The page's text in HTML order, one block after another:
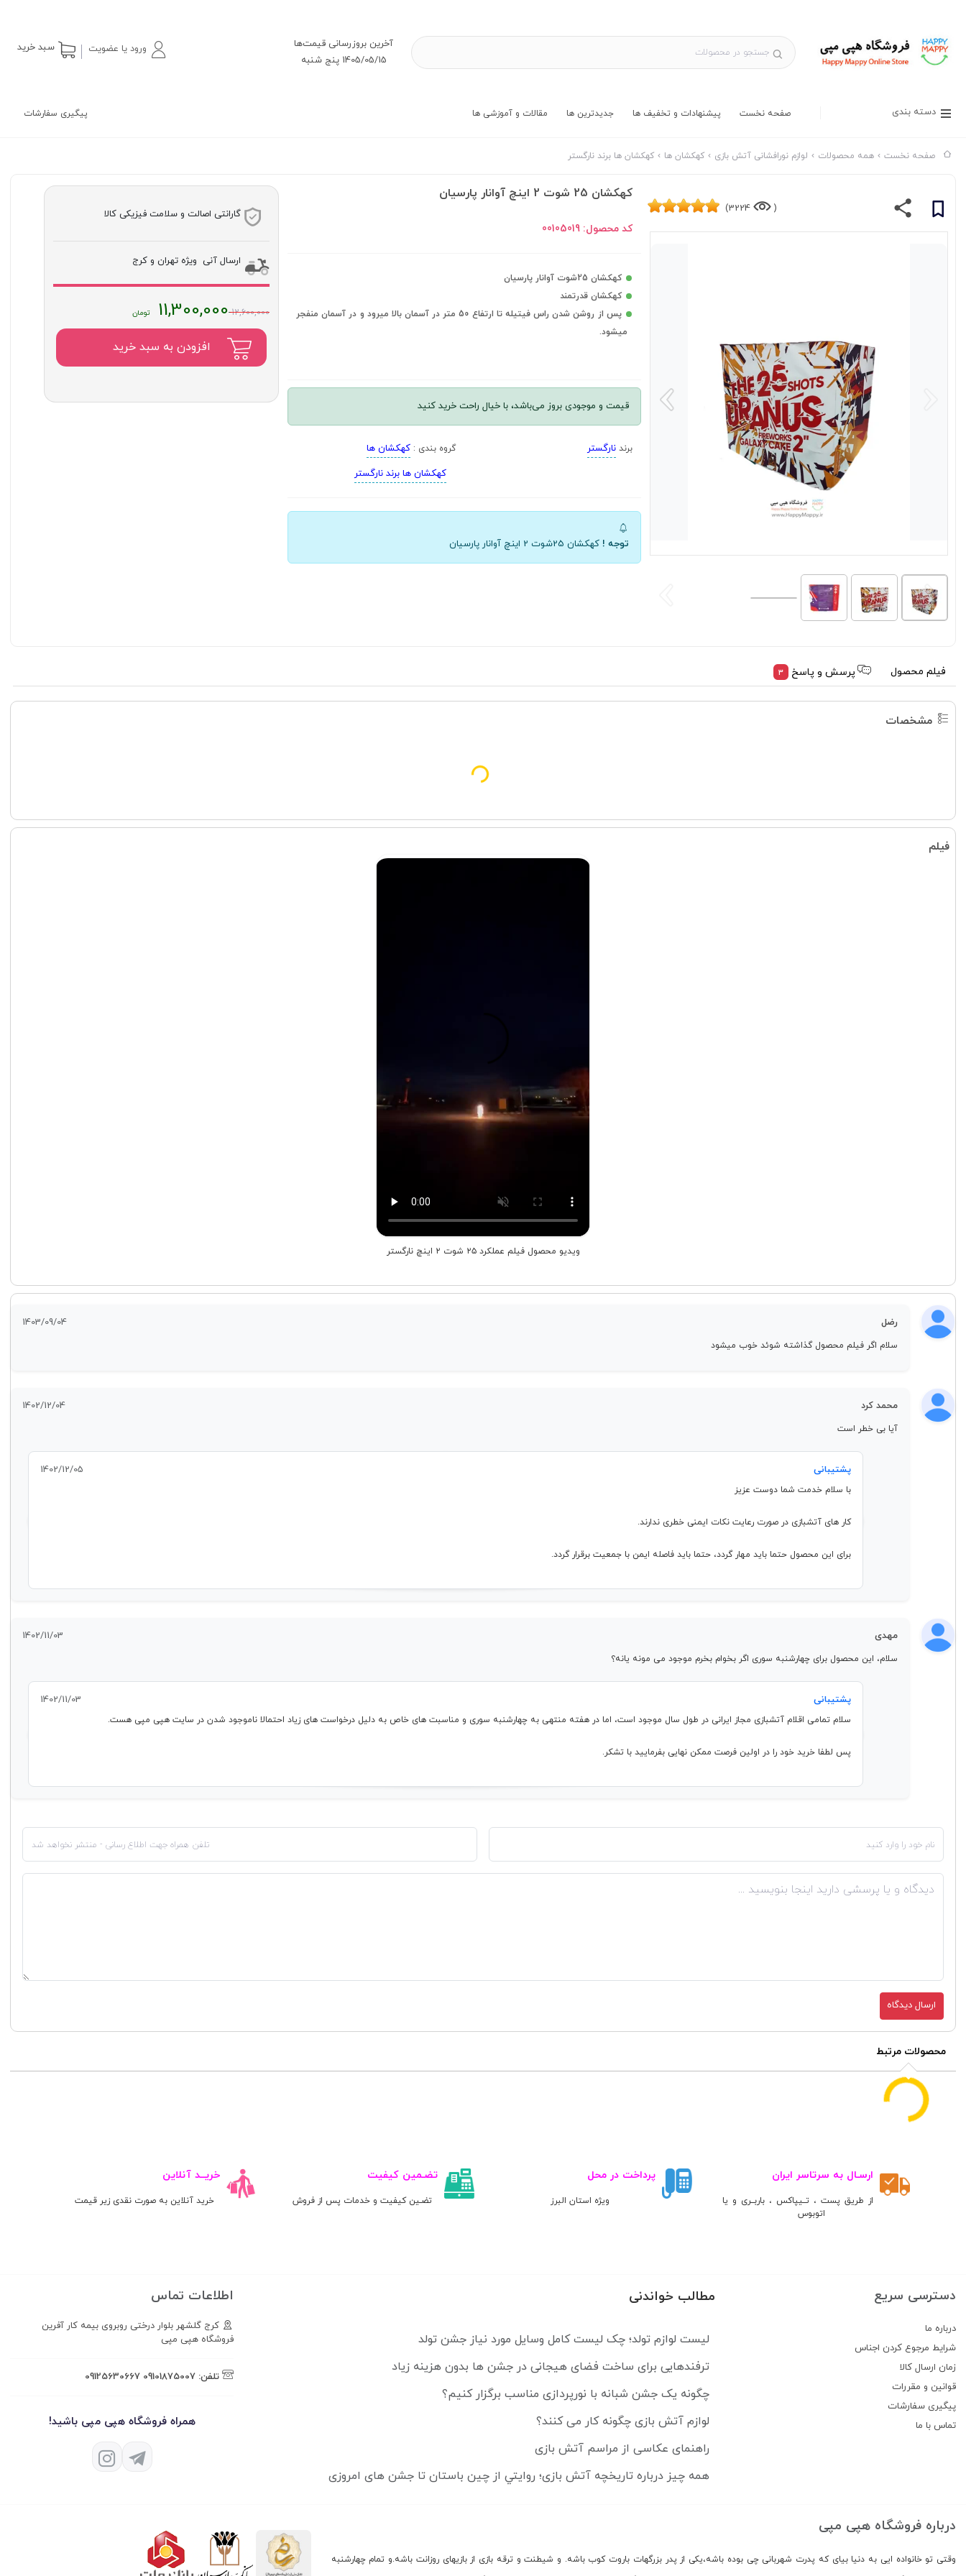
آخرین بروز‌رسانی قیمت‌ها
1405/05/15 پنج شنبه
ورود یا عضویت سبد خرید
دسته بندی صفحه نخست پیشنهادات و تخفیف ها جدیدترین ها مقالات و آموزشی ها پیگیری سفارشات
صفحه نخست همه محصولات لوازم نورافشانی آتش بازی کهکشان ها کهکشان ها برند نارگستر
(
3224)
کهکشان 25 شوت 2 اینچ آوانار پارسیان
کد محصول:00105019
کهکشان 25شوت آوانار پارسیان
کهکشان قدرتمند
پس از روشن شدن راس فیتیله تا ارتفاع 50 متر در آسمان بالا میرود و در آسمان منفجر
میشود.
قیمت و موجودی بروز می‌باشد، با خیال راحت خرید کنید
برندنارگستر گروه بندی :کهکشان ها
کهکشان ها برند نارگستر
توجه ! کهکشان 25شوت 2 اینچ آوانار پارسیان
گارانتی اصالت و سلامت فیزیکی کالا
ارسال آنی ویژه تهران و کرج
12,600,000 قیمت
۱۲,۶۰۰,۰۰۰
11,300,000
افزودن به سبد خرید
فیلم محصول پرسش و پاسخ 3
مشخصات
فیلم
ویدیو محصول فیلم عملکرد ۲۵ شوت ۲ اینچ نارگستر
رضل 1403/09/04
سلام اگر فیلم محصول گذاشته شوئد خوب میشود
محمد کرد 1402/12/04
آیا بی خطر است
پشتیبانی 1402/12/05
با سلام خدمت شما دوست عزیز
کار های آتشبازی در صورت رعایت نکات ایمنی خطری ندارند.
برای این محصول حتما باید مهار گردد، حتما باید فاصله ایمن با جمعیت برقرار گردد.
مهدی 1402/11/03
سلام، این محصول برای چهارشنبه سوری اگر بخوام بخرم موجود می مونه یانه؟
پشتیبانی 1402/11/03
سلام تمامی اقلام آتشبازی مجاز ایرانی در طول سال موجود است، اما در هفته منتهی به چهارشنبه سوری و مناسبت های خاص به دلیل درخواست های زیاد احتمالا ناموجود شدن در سایت هپی مپی هست.
پس لطفا خرید خود را در اولین فرصت ممکن نهایی بفرمایید با تشکر.
ارسال دیدگاه
محصولات مرتبط
ارسـال به سرتاسر ایران
از طریق پست ، تــیپاکس ، باربــری و یا
اتوبوس
پرداخت در محل
ویژه استان البرز
تضـمین کیفیت
تضـین کیفیت و خدمات پس از فروش
خریــد آنلاین
خرید آنلاین به صورت نقدی زیر قیمت
دسترسی سریع
درباره ما
شرایط مرجوع کردن اجناس
زمان ارسال کالا
قوانین و مقررات
پیگیری سفارشات
تماس با ما
مطالب خواندنی
لیست لوازم تولد؛ چک لیست کامل وسایل مورد نیاز جشن تولد
ترفندهایی برای ساخت فضای هیجانی در جشن ها بدون هزینه زیاد
چگونه یک جشن شبانه با نورپردازی مناسب برگزار کنیم؟
لوازم آتش بازی چگونه کار می کنند؟
راهنمای عکاسی از مراسم آتش بازی
همه چيز درباره تاريخچه آتش بازی؛ روايتي از چين باستان تا جشن های امروزی
اطلاعات تماس
کرج گلشهر بلوار درختی روبروی بیمه کار آفرین
فروشگاه هپی مپی
تلفن: 09101875007
09125630667
همراه فروشگاه هپی مپی باشید!
درباره فروشگاه هپی مپی
وقتی تو خانواده ایی به دنیا بیای که پدرت شهربانی چی بوده باشه،یکی از پدر بزرگهات باروت کوب باشه. و شیطنت و ترقه بازی از بازیهای روزانت باشه.و تمام چهارشنبه